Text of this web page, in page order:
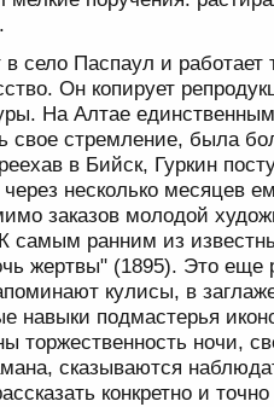
в село Паспаул и
Он копирует
На Алтае
свое стремление, была
в Бийск, Гуркин
несколько месяцев
заказов молодой
самым ранним из
жертвы" (1895). Это еще
кулисы, в
навыки подмастерья
торжественность ночи,
сказываются
конкретно и